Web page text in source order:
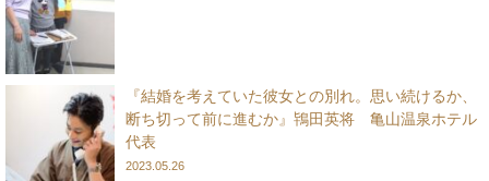
『結婚を考えていた彼女との別れ。思い続けるか、
断ち切って前に進むか』鴇田英将 亀山温泉ホテル
代表
2023.05.26